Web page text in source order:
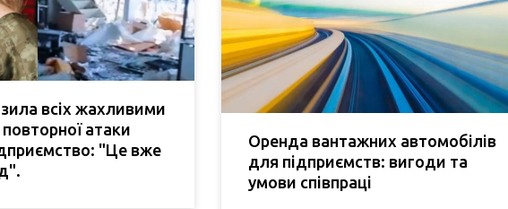
всіх жахливими
атаки
"Це вже
Оренда вантажних автомобілів
для підприємств: вигоди та
умови співпраці